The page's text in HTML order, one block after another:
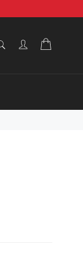
Recherche